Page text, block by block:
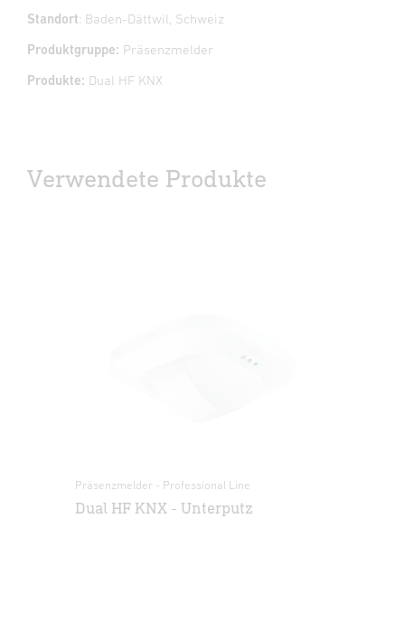
Standort: Baden-Dättwil, Schweiz
Produktgruppe: Präsenzmelder
Produkte: Dual HF KNX
Verwendete Produkte
Präsenzmelder - Professional Line
Dual HF KNX - Unterputz